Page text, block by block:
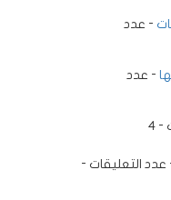
- عدد
- عدد
- 4
عدد التعليقات -